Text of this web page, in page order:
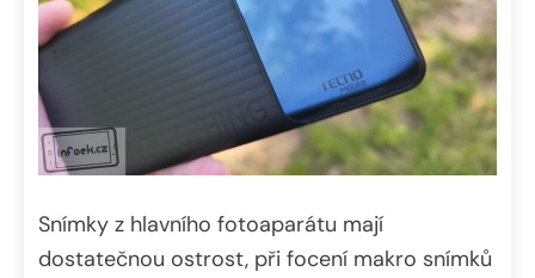
Snímky z hlavního fotoaparátu mají
dostatečnou ostrost, při focení makro snímků